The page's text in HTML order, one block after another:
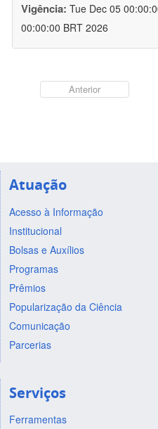
Vigência: Tue Dec 05
00:00:00 BRT 2026
Anterior
Atuação
Acesso à Informação
Institucional
Bolsas e Auxílios
Programas
Prêmios
Popularização da Ciência
Comunicação
Parcerias
Serviços
Ferramentas